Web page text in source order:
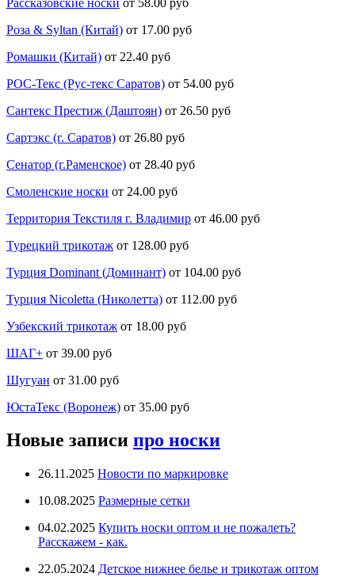
Роза & Syltan (Китай) от 17.00 руб
Ромашки (Китай) от 22.40 руб
РОС-Текс (Рус-текс Саратов) от 54.00 руб
Сантекс Престиж (Даштоян) от 26.50 руб
Сартэкс (г. Саратов) от 26.80 руб
Сенатор (г.Раменское) от 28.40 руб
Смоленские носки от 24.00 руб
Территория Текстиля г. Владимир от 46.00 руб
Турецкий трикотаж от 128.00 руб
Турция Dominant (Доминант) от 104.00 руб
Турция Nicoletta (Николетта) от 112.00 руб
Узбекский трикотаж от 18.00 руб
ШАГ+ от 39.00 руб
Шугуан от 31.00 руб
ЮстаТекс (Воронеж) от 35.00 руб
Новые записи про носки
26.11.2025 Новости по маркировке
10.08.2025 Размерные сетки
04.02.2025 Купить носки оптом и не пожалеть?
Расскажем - как.
22.05.2024 Детское нижнее белье и трикотаж оптом